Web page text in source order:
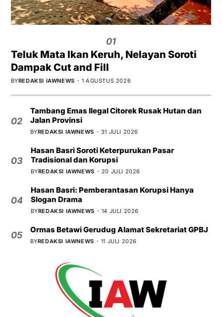
01
Teluk Mata Ikan Keruh, Nelayan Soroti
Dampak Cut and Fill
BYREDAKSI IAWNEWS 1 AGUSTUS 2026
02
Tambang Emas Ilegal Citorek Rusak Hutan dan
Jalan Provinsi
BYREDAKSI IAWNEWS 31 JULI 2026
03
Hasan Basri Soroti Keterpurukan Pasar
Tradisional dan Korupsi
BYREDAKSI IAWNEWS 20 JULI 2026
04
Hasan Basri: Pemberantasan Korupsi Hanya
Slogan Drama
BYREDAKSI IAWNEWS 14 JULI 2026
05
Ormas Betawi Gerudug Alamat Sekretariat GPBJ
BYREDAKSI IAWNEWS 11 JULI 2026